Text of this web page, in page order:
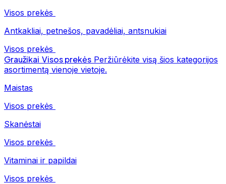
Visos prekės
Antkakliai, petnešos, pavadėliai, antsnukiai
Visos prekės
Graužikai Visos prekės Peržiūrėkite visą šios kategorijos
asortimentą vienoje vietoje.
Maistas
Visos prekės
Skanėstai
Visos prekės
Vitaminai ir papildai
Visos prekės